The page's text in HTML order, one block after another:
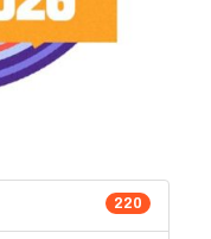
220